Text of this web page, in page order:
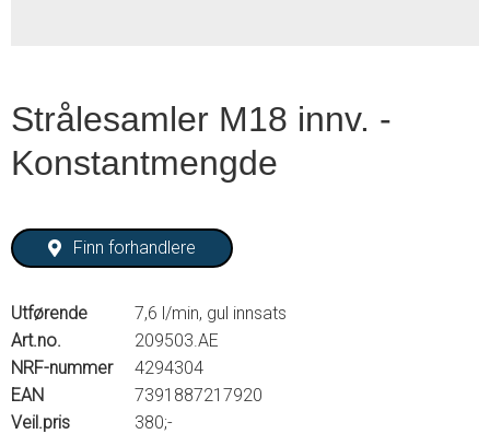
Strålesamler M18 innv. -
Konstantmengde
Finn forhandlere
Utførende
7,6 l/min, gul innsats
Art.no.
209503.AE
NRF-nummer
4294304
EAN
7391887217920
Veil.pris
380;-